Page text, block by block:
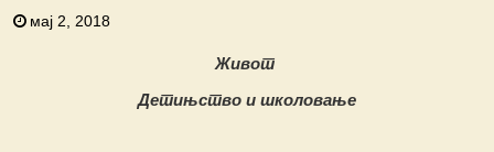
мај 2, 2018
Живот
Детињство и школовање